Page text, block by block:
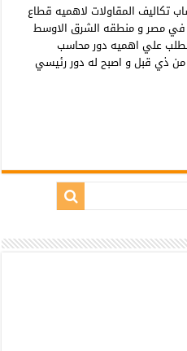
تكاليف المقاولات لاهميه قطاع
في مصر و منطقه الشرق الاوسط
علي اهميه دور محاسب
ذي قبل و اصبح له دور رئيسي